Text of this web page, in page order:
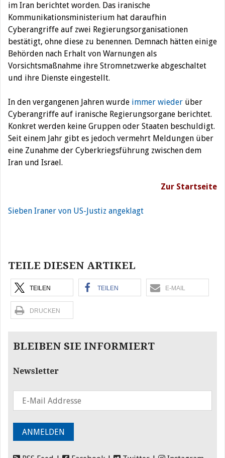
im Iran berichtet worden. Das iranische
Kommunikationsministerium hat daraufhin
Cyberangriffe auf zwei Regierungsorganisationen
bestätigt, ohne diese zu benennen. Demnach hätten einige
Behörden nach Erhalt von Warnungen als
Vorsichtsmaßnahme ihre Stromnetzwerke abgeschaltet
und ihre Dienste eingestellt.
In den vergangenen Jahren wurde immer wieder über
Cyberangriffe auf iranische Regierungsorgane berichtet.
Konkret werden keine Gruppen oder Staaten beschuldigt.
Seit einem Jahr gibt es jedoch vermehrt Meldungen über
eine Zunahme der Cyberkriegsführung zwischen dem
Iran und Israel.
Zur Startseite
Sieben Iraner von US-Justiz angeklagt
TEILE DIESEN ARTIKEL
TEILEN TEILEN E-MAIL
DRUCKEN
BLEIBEN SIE INFORMIERT
Newsletter